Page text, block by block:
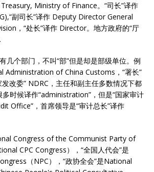
Ministry of Finance。“司长”译作
副司长”译作 Deputy Director General
，“处长”译作 Director。地方政府的“厅
几个部门，不叫“部”但是却是部级单位。例
Administration of China Customs，“署长”
改委” NDRC，主任和副主任多数情况下都
时候译作“administration”，但是“国家审计
Office”，首席领导是“审计总长”译作
Congress of the Communist Party of
CPC Congress），“全国人代会”是
（NPC），“政协全会”是National